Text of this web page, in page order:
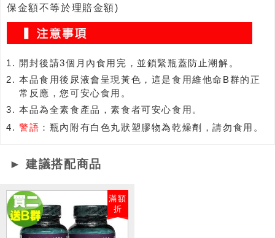
保金額不等於理賠金額)
開封後請3個月內食用完，並鎖緊瓶蓋防止潮解。
本品食用後尿液會呈現黃色，這是食用維他命B群的正
常反應，您可安心食用。
本品為全素食產品，素食者可安心食用。
警語 ：瓶內附有白色丸狀塑膠物為乾燥劑，請勿食用。
► 建議搭配商品
滿額
折